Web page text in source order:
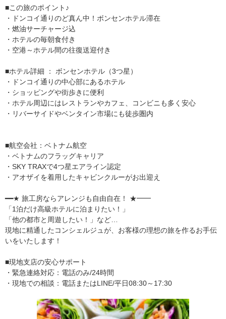
■この旅のポイント♪
・ドンコイ通りのど真ん中！ボンセンホテル滞在
・燃油サーチャージ込
・ホテルの毎朝食付き
・空港～ホテル間の往復送迎付き
■ホテル詳細 ： ボンセンホテル（3つ星）
・ドンコイ通りの中心部にあるホテル
・ショッピングや街歩きに便利
・ホテル周辺にはレストランやカフェ、コンビニも多く安心
・リバーサイドやベンタイン市場にも徒歩圏内
■航空会社：ベトナム航空
・ベトナムのフラッグキャリア
・SKY TRAXで4つ星エアライン認定
・アオザイを着用したキャビンクルーがお出迎え
━━★ 旅工房ならアレンジも自由自在！ ★━━
「1泊だけ高級ホテルに泊まりたい！」
「他の都市と周遊したい！」など…
現地に精通したコンシェルジュが、お客様の理想の旅を作るお手伝
いをいたします！
■現地支店の安心サポート
・緊急連絡対応：電話のみ/24時間
・現地での相談：電話またはLINE/平日08:30～17:30